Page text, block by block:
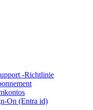
-Richtlinie
On (Entra id)